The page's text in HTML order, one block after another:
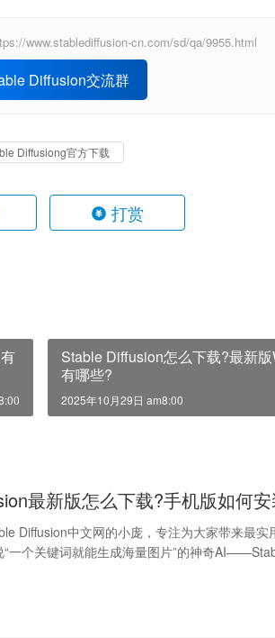
www.stablediffusion-cn.com/sd/qa/9955.html
Diffusion交流群
Diffusiong官方下载
打赏
Stable Diffusion怎么下载?最新
有哪些?
2025年10月29日 am8:00
最新版怎么下载?手机版如何
Diffusion中文网的小庞，专注为大家带来最实
“一个关键词就能生成海量图片”的神奇